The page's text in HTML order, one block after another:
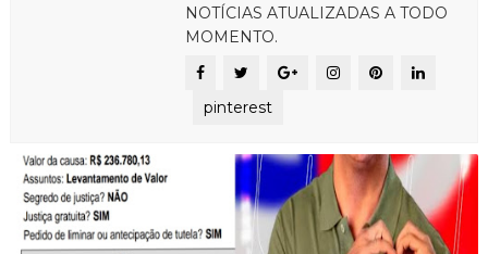
NOTÍCIAS ATUALIZADAS A TODO
MOMENTO.
pinterest